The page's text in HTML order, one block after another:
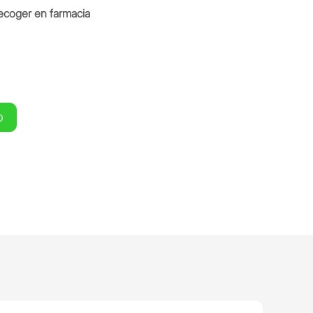
en farmacia